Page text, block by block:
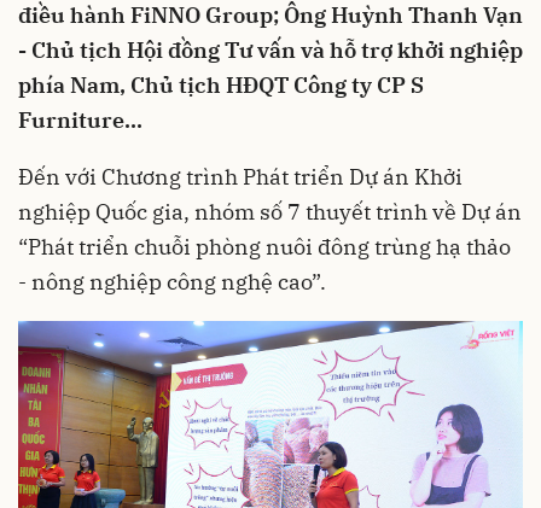
điều hành FiNNO Group; Ông Huỳnh Thanh Vạn
- Chủ tịch Hội đồng Tư vấn và hỗ trợ khởi nghiệp
phía Nam, Chủ tịch HĐQT Công ty CP S
Furniture...
Đến với Chương trình Phát triển Dự án Khởi
nghiệp Quốc gia, nhóm số 7 thuyết trình về Dự án
“Phát triển chuỗi phòng nuôi đông trùng hạ thảo
- nông nghiệp công nghệ cao”.